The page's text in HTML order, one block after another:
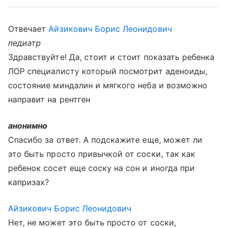
ОтвечаетАйзикович Борис Леонидович
педиатр
Здравствуйте! Да, стоит и стоит показать ребенка
ЛОР специалисту который посмотрит аденоиды,
состояние миндалин и мягкого неба и возможно
направит на рентген
анонимно
Спасибо за ответ. А подскажите еще, может ли
это быть просто привычкой от соски, так как
ребенок сосет еще соску на сон и иногда при
капризах?
Айзикович Борис Леонидович
Нет, не может это быть просто от соски,